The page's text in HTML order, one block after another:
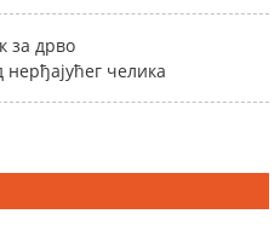
за дрво
нерђајућег челика